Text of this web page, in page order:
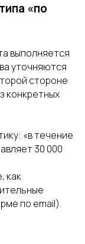
«по
выполняется
уточняются
стороне
конкретных
«в течение
30 000
как
по email).